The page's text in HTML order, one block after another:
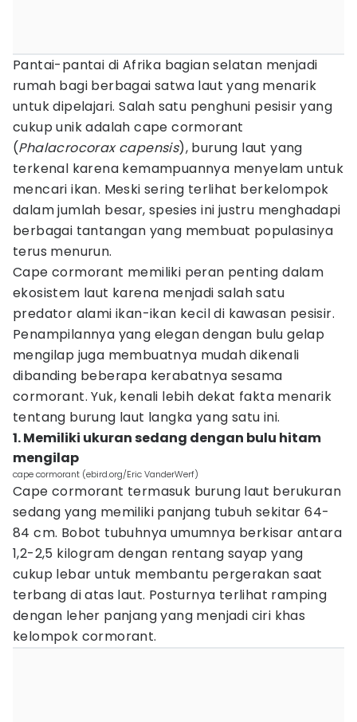
Pantai-pantai di Afrika bagian selatan menjadi
rumah bagi berbagai satwa laut yang menarik
untuk dipelajari. Salah satu penghuni pesisir yang
cukup unik adalah cape cormorant
(Phalacrocorax capensis), burung laut yang
terkenal karena kemampuannya menyelam untuk
mencari ikan. Meski sering terlihat berkelompok
dalam jumlah besar, spesies ini justru menghadapi
berbagai tantangan yang membuat populasinya
terus menurun.
Cape cormorant memiliki peran penting dalam
ekosistem laut karena menjadi salah satu
predator alami ikan-ikan kecil di kawasan pesisir.
Penampilannya yang elegan dengan bulu gelap
mengilap juga membuatnya mudah dikenali
dibanding beberapa kerabatnya sesama
cormorant. Yuk, kenali lebih dekat fakta menarik
tentang burung laut langka yang satu ini.
1. Memiliki ukuran sedang dengan bulu hitam
mengilap
cape cormorant (ebird.org/Eric VanderWerf)
Cape cormorant termasuk burung laut berukuran
sedang yang memiliki panjang tubuh sekitar 64-
84 cm. Bobot tubuhnya umumnya berkisar antara
1,2-2,5 kilogram dengan rentang sayap yang
cukup lebar untuk membantu pergerakan saat
terbang di atas laut. Posturnya terlihat ramping
dengan leher panjang yang menjadi ciri khas
kelompok cormorant.